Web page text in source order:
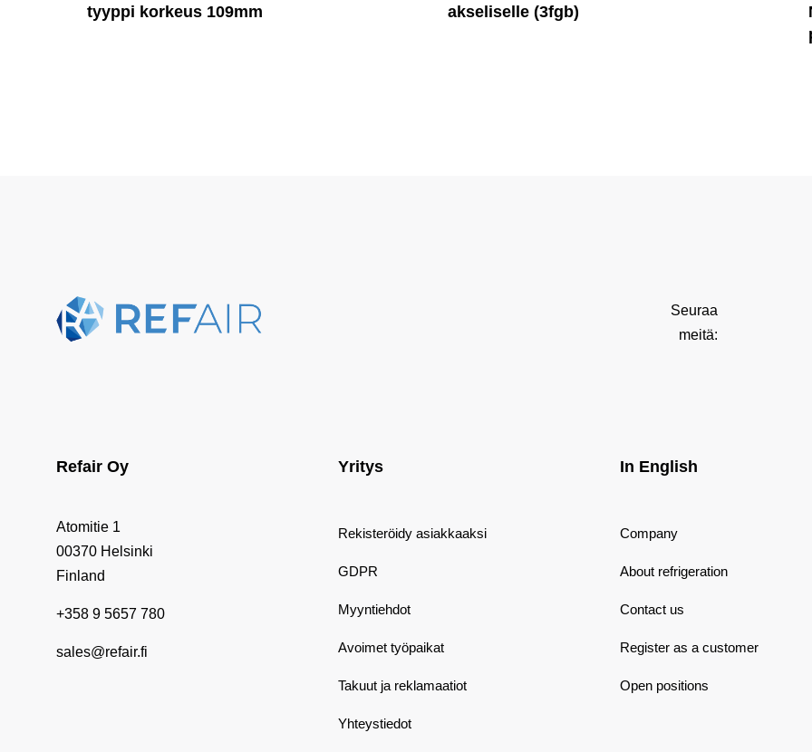
tyyppi korkeus 109mm
akseliselle (3fgb)
Seuraa
meitä:
Refair Oy
Atomitie 1
00370 Helsinki
Finland
+358 9 5657 780
sales@refair.fi
Yritys
Rekisteröidy asiakkaaksi
GDPR
Myyntiehdot
Avoimet työpaikat
Takuut ja reklamaatiot
Yhteystiedot
In English
Company
About refrigeration
Contact us
Register as a customer
Open positions